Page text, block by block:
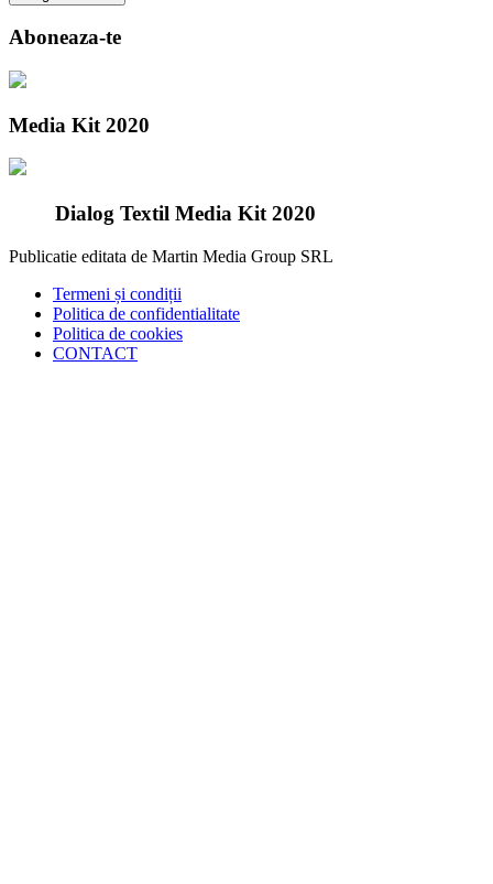
Aboneaza-te
Media Kit 2020
Dialog Textil Media Kit 2020
Publicatie editata de Martin Media Group SRL
Termeni și condiții
Politica de confidentialitate
Politica de cookies
CONTACT